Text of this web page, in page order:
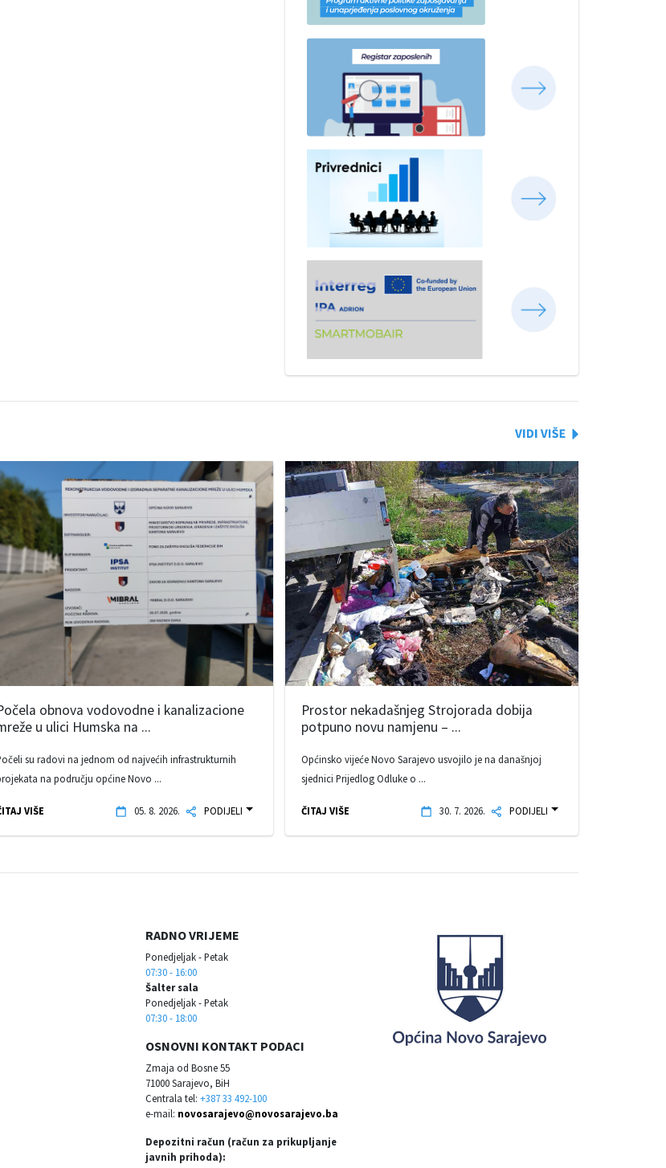
obnova vodovodne i kanalizacione
u ulici Humska na ...
su radovi na jednom od najvećih infrastrukturnih
na području općine Novo ...
VIŠE 05. 8. 2026. PODIJELI
Prostor nekadašnjeg Strojorada dobija
potpuno novu namjenu – ...
Općinsko vijeće Novo Sarajevo usvojilo je na današnjoj
sjednici Prijedlog Odluke o ...
ČITAJ VIŠE 30. 7. 2026. PODIJELI
RADNO VRIJEME
Ponedjeljak - Petak
07:30 - 16:00
Šalter sala
Ponedjeljak - Petak
07:30 - 18:00
OSNOVNI KONTAKT PODACI
Zmaja od Bosne 55
71000 Sarajevo, BiH
Centrala tel: +387 33 492-100
e-mail: novosarajevo@novosarajevo.ba
Depozitni račun (račun za prikupljanje
javnih prihoda):